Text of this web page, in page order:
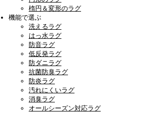
楕円＆変形のラグ
機能で選ぶ
洗えるラグ
はっ水ラグ
防音ラグ
低反発ラグ
防ダニラグ
抗菌防臭ラグ
防炎ラグ
汚れにくいラグ
消臭ラグ
オールシーズン対応ラグ